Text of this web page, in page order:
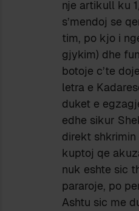
nje artikull ku
s’mendoj se
tim, po kjo i
gjykim) dhe
botoje c’te
letra e
duket e
edhe sikur
direkt
kuptoj qe
nuk eshte sic
pararoje, po
Ashtu sic me